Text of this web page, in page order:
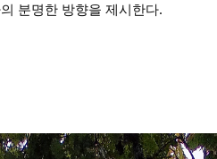
분명한 방향을 제시한다.